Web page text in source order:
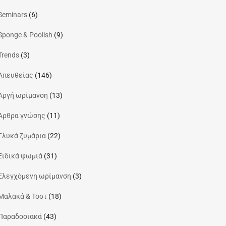
(6)
& Poolish (9)
(3)
(146)
ωρίμανση (13)
γνώσης (11)
ζυμάρια (22)
ψωμιά (31)
ωρίμανση (3)
& Τοστ(18)
(43)